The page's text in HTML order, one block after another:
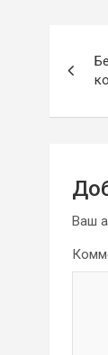
по
Ваш